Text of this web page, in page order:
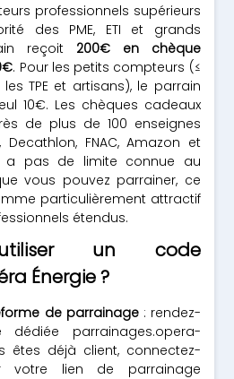
professionnels supérieurs
des PME, ETI et grands
reçoit 200€ en chèque
. Pour les petits compteurs (≤
TPE et artisans), le parrain
10€. Les chèques cadeaux
de plus de 100 enseignes
FNAC, Amazon et
a pas de limite connue au
vous pouvez parrainer, ce
particulièrement attractif
étendus.
un code
Énergie ?
de parrainage: rendez-
parrainages.opera-
êtes déjà client, connectez-
votre lien de parrainage